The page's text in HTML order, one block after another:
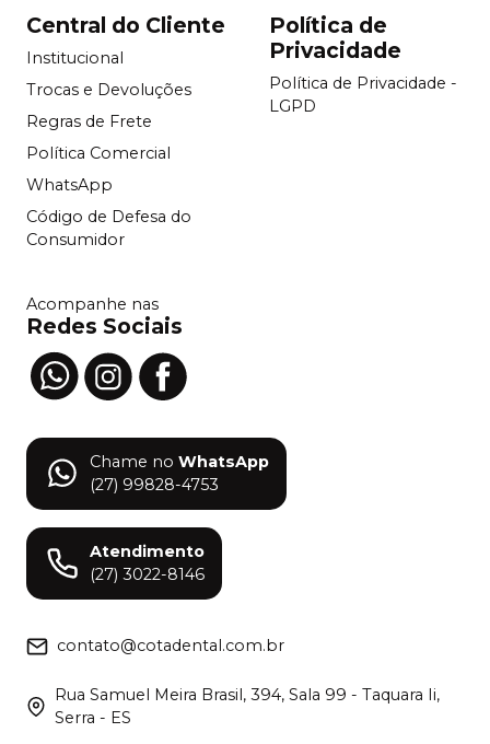
Central do Cliente
Institucional
Trocas e Devoluções
Regras de Frete
Política Comercial
WhatsApp
Código de Defesa do
Consumidor
Política de
Privacidade
Política de Privacidade -
LGPD
Acompanhe nas
Redes Sociais
Chame no WhatsApp
(27) 99828-4753
Atendimento
(27) 3022-8146
contato@cotadental.com.br
Rua Samuel Meira Brasil, 394, Sala 99 - Taquara Ii,
Serra - ES